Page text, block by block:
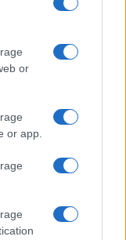
or
or app.
frenar la caída